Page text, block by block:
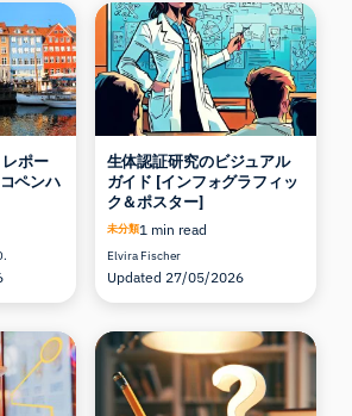
ポー
ペンハ
生体認証研究のビジュアル
ガイド [インフォグラフィッ
ク＆ポスター]
未分類1 min read
Elvira Fischer
Updated 27/05/2026